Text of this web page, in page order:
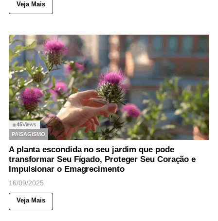
Veja Mais
◉45Views
PAISAGISMO
A planta escondida no seu jardim que pode
transformar Seu Fígado, Proteger Seu Coração e
Impulsionar o Emagrecimento
16/09/2025
Veja Mais